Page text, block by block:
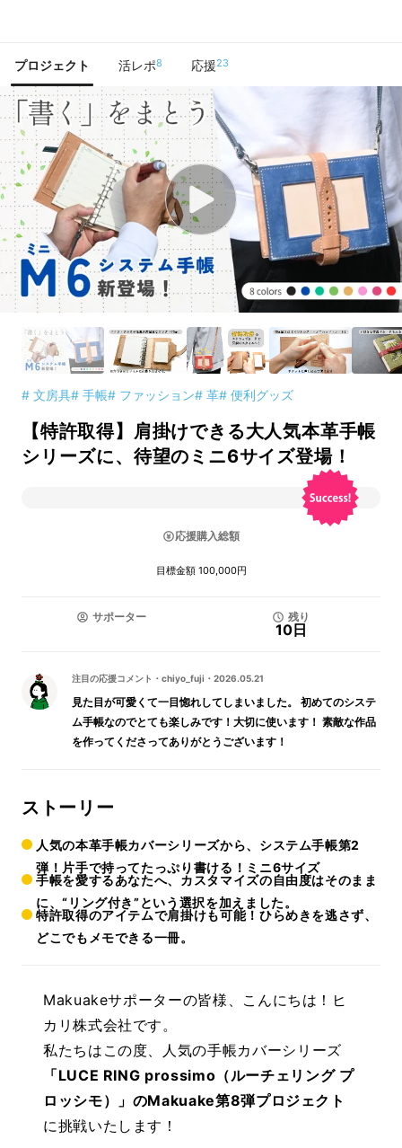
プロジェクト 活レポ8 応援23
# 文房具# 手帳# ファッション# 革# 便利グッズ
【特許取得】肩掛けできる大人気本革手帳
シリーズに、待望のミニ6サイズ登場！
応援購入総額
目標金額 100,000円
サポーター 残り
10日
注目の応援コメント ・ chiyo_fuji ・ 2026.05.21
見た目が可愛くて一目惚れしてしまいました。 初めてのシステ
ム手帳なのでとても楽しみです！大切に使います！ 素敵な作品
を作ってくださってありがとうございます！
ストーリー
人気の本革手帳カバーシリーズから、システム手帳第2
弾！片手で持ってたっぷり書ける！ミニ6サイズ
手帳を愛するあなたへ、カスタマイズの自由度はそのまま
に、“リング付き”という選択を加えました。
特許取得のアイテムで肩掛けも可能！ひらめきを逃さず、
どこでもメモできる一冊。
Makuakeサポーターの皆様、こんにちは！ヒ
カリ株式会社です。
私たちはこの度、人気の手帳カバーシリーズ
「LUCE RING prossimo（ルーチェリング プ
ロッシモ）」のMakuake第8弾プロジェクト
に挑戦いたします！